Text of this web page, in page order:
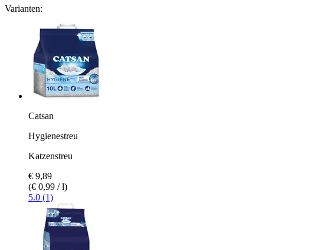
Varianten:
Catsan
Hygienestreu
Katzenstreu
€ 9,89
(€ 0,99 / l)
5.0 (1)